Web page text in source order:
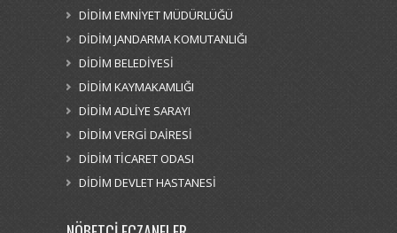
DİDİM EMNİYET MÜDÜRLÜĞÜ
DİDİM JANDARMA KOMUTANLIĞI
DİDİM BELEDİYESİ
DİDİM KAYMAKAMLIĞI
DİDİM ADLİYE SARAYI
DİDİM VERGİ DAİRESİ
DİDİM TİCARET ODASI
DİDİM DEVLET HASTANESİ